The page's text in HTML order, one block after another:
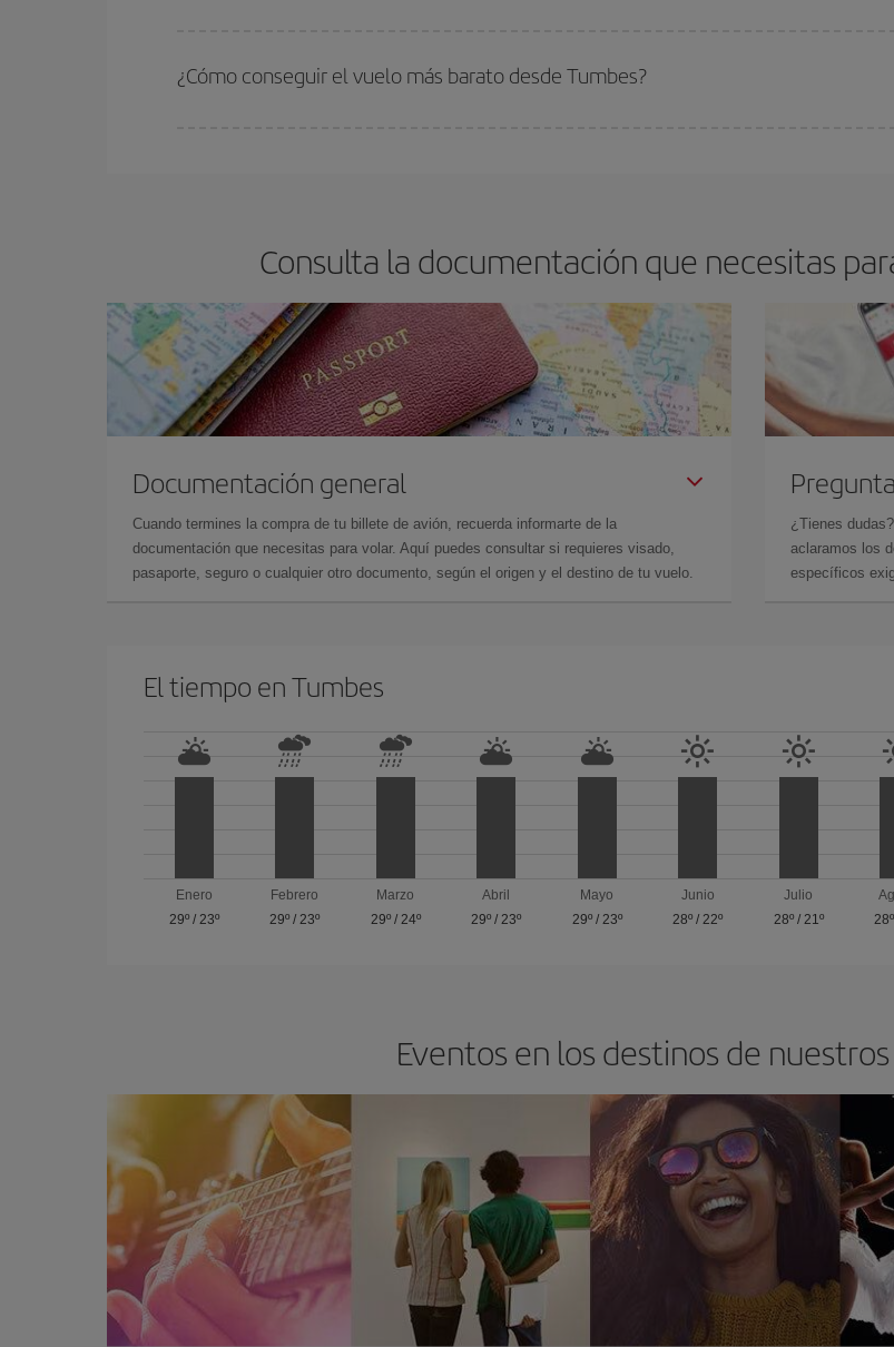
¿Cómo conseguir el vuelo más barato desde Tumbes?
Consulta la documentación que necesitas
Documentación general
Cuando termines la compra de tu billete de avión, recuerda informarte de la
documentación que necesitas para volar. Aquí puedes consultar si requieres visado,
pasaporte, seguro o cualquier otro documento, según el origen y el destino de tu vuelo.
¿Tienes
aclaramos los
específicos
El tiempo en Tumbes
Enero
29º/ 23º
Febrero
29º / 23º
Marzo
29º/ 24º
Abril
29º / 23º
Mayo
29º/ 23º
Junio
28º / 22º
Julio
28º/ 21º
28º
Eventos en los destinos de